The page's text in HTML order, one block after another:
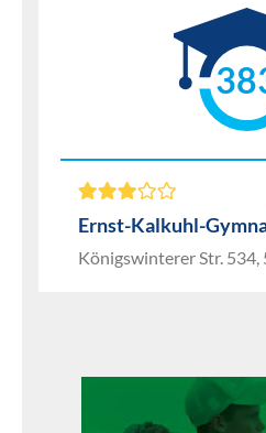
Ernst-Kalkuhl-
Königswinterer Str. 534,